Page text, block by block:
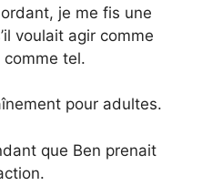
je me fis une
voulait agir comme
tel.
pour adultes.
que Ben prenait